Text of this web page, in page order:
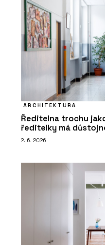
ARCHITEKTURA
Ředitelna trochu
ředitelky má
2. 6. 2026